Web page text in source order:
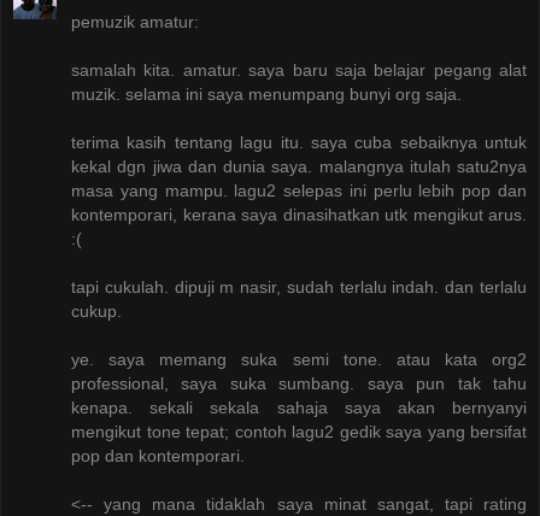
pemuzik amatur:
samalah kita. amatur. saya baru saja belajar pegang alat
muzik. selama ini saya menumpang bunyi org saja.
terima kasih tentang lagu itu. saya cuba sebaiknya untuk
kekal dgn jiwa dan dunia saya. malangnya itulah satu2nya
masa yang mampu. lagu2 selepas ini perlu lebih pop dan
kontemporari, kerana saya dinasihatkan utk mengikut arus.
:(
tapi cukulah. dipuji m nasir, sudah terlalu indah. dan terlalu
cukup.
ye. saya memang suka semi tone. atau kata org2
professional, saya suka sumbang. saya pun tak tahu
kenapa. sekali sekala sahaja saya akan bernyanyi
mengikut tone tepat; contoh lagu2 gedik saya yang bersifat
pop dan kontemporari.
<-- yang mana tidaklah saya minat sangat, tapi rating